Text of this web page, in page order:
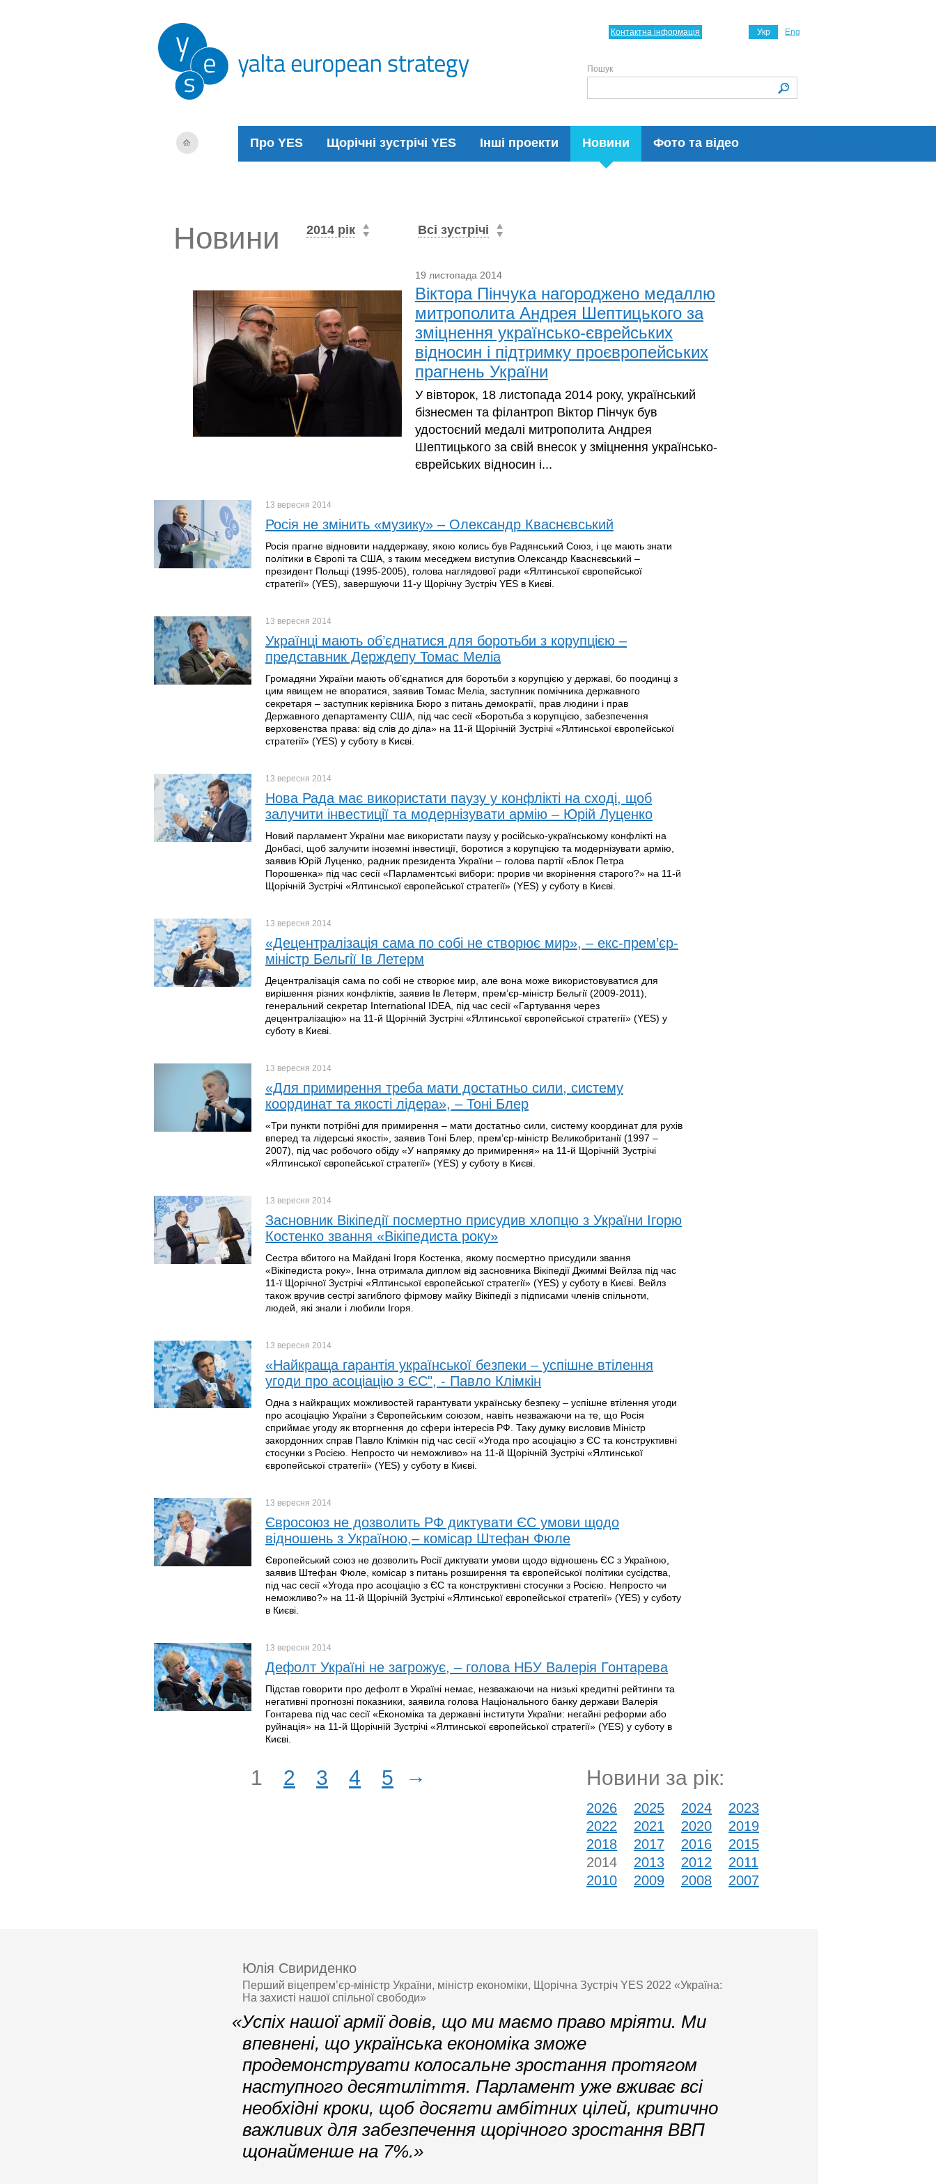
Про YES Щорічні зустрічі YES Інші проекти Новини Фото та відео
Укр Eng
Контактна інформація
Пошук
Новини 2014 рік Всі зустрічі
19 листопада 2014
Віктора Пінчука нагороджено медаллю
митрополита Андрея Шептицького за
зміцнення українсько-єврейських
відносин і підтримку проєвропейських
прагнень України
У вівторок, 18 листопада 2014 року, український
бізнесмен та філантроп Віктор Пінчук був
удостоєний медалі митрополита Андрея
Шептицького за свій внесок у зміцнення українсько-
єврейських відносин і...
13 вересня 2014
Росія не змінить «музику» – Олександр Кваснєвський
Росія прагне відновити наддержаву, якою колись був Радянський Союз, і це мають знати
політики в Європі та США, з таким меседжем виступив Олександр Кваснєвський –
президент Польщі (1995-2005), голова наглядової ради «Ялтинської європейської
стратегії» (YES), завершуючи 11-у Щорічну Зустріч YES в Києві.
13 вересня 2014
Українці мають об’єднатися для боротьби з корупцією –
представник Держдепу Томас Меліа
Громадяни України мають об’єднатися для боротьби з корупцією у державі, бо поодинці з
цим явищем не впоратися, заявив Томас Меліа, заступник помічника державного
секретаря – заступник керівника Бюро з питань демократії, прав людини і прав
Державного департаменту США, під час сесії «Боротьба з корупцією, забезпечення
верховенства права: від слів до діла» на 11-й Щорічній Зустрічі «Ялтинської європейської
стратегії» (YES) у суботу в Києві.
13 вересня 2014
Нова Рада має використати паузу у конфлікті на сході, щоб
залучити інвестиції та модернізувати армію – Юрій Луценко
Новий парламент України має використати паузу у російсько-українському конфлікті на
Донбасі, щоб залучити іноземні інвестиції, боротися з корупцією та модернізувати армію,
заявив Юрій Луценко, радник президента України – голова партії «Блок Петра
Порошенка» під час сесії «Парламентські вибори: прорив чи вкорінення старого?» на 11-й
Щорічній Зустрічі «Ялтинської європейської стратегії» (YES) у суботу в Києві.
13 вересня 2014
«Децентралізація сама по собі не створює мир», – екс-прем’єр-
міністр Бельгії Ів Летерм
Децентралізація сама по собі не створює мир, але вона може використовуватися для
вирішення різних конфліктів, заявив Ів Летерм, прем’єр-міністр Бельгії (2009-2011),
генеральний секретар International IDEA, під час сесії «Гартування через
децентралізацію» на 11-й Щорічній Зустрічі «Ялтинської європейської стратегії» (YES) у
суботу в Києві.
13 вересня 2014
«Для примирення треба мати достатньо сили, систему
координат та якості лідера», – Тоні Блер
«Три пункти потрібні для примирення – мати достатньо сили, систему координат для рухів
вперед та лідерські якості», заявив Тоні Блер, прем’єр-міністр Великобританії (1997 –
2007), під час робочого обіду «У напрямку до примирення» на 11-й Щорічній Зустрічі
«Ялтинської європейської стратегії» (YES) у суботу в Києві.
13 вересня 2014
Засновник Вікіпедії посмертно присудив хлопцю з України Ігорю
Костенко звання «Вікіпедиста року»
Сестра вбитого на Майдані Ігоря Костенка, якому посмертно присудили звання
«Вікіпедиста року», Інна отримала диплом від засновника Вікіпедії Джиммі Вейлза під час
11-ї Щорічної Зустрічі «Ялтинської європейської стратегії» (YES) у суботу в Києві. Вейлз
також вручив сестрі загиблого фірмову майку Вікіпедії з підписами членів спільноти,
людей, які знали і любили Ігоря.
13 вересня 2014
«Найкраща гарантія української безпеки – успішне втілення
угоди про асоціацію з ЄС", - Павло Клімкін
Одна з найкращих можливостей гарантувати українську безпеку – успішне втілення угоди
про асоціацію України з Європейським союзом, навіть незважаючи на те, що Росія
сприймає угоду як вторгнення до сфери інтересів РФ. Таку думку висловив Міністр
закордонних справ Павло Клімкін під час сесії «Угода про асоціацію з ЄС та конструктивні
стосунки з Росією. Непросто чи неможливо» на 11-й Щорічній Зустрічі «Ялтинської
європейської стратегії» (YES) у суботу в Києві.
13 вересня 2014
Євросоюз не дозволить РФ диктувати ЄС умови щодо
відношень з Україною,– комісар Штефан Фюле
Європейський союз не дозволить Росії диктувати умови щодо відношень ЄС з Україною,
заявив Штефан Фюле, комісар з питань розширення та європейської політики сусідства,
під час сесії «Угода про асоціацію з ЄС та конструктивні стосунки з Росією. Непросто чи
неможливо?» на 11-й Щорічній Зустрічі «Ялтинської європейської стратегії» (YES) у суботу
в Києві.
13 вересня 2014
Дефолт Україні не загрожує, – голова НБУ Валерія Гонтарева
Підстав говорити про дефолт в Україні немає, незважаючи на низькі кредитні рейтинги та
негативні прогнозні показники, заявила голова Національного банку держави Валерія
Гонтарева під час сесії «Економіка та державні інститути України: негайні реформи або
руйнація» на 11-й Щорічній Зустрічі «Ялтинської європейської стратегії» (YES) у суботу в
Києві.
1 2 3 4 5 → Новини за рік:
2026 2025 2024
2023
2022
2021 2020
2019
2018
2017 2016
2015
2014
2013 2012
2011
2010
2009 2008 2007
Юлія Свириденко
Перший віцепрем’єр-міністр України, міністр економіки, Щорічна Зустріч YES 2022 «Україна:
На захисті нашої спільної свободи»
«Успіх нашої армії довів, що ми маємо право мріяти. Ми
впевнені, що українська економіка зможе
продемонструвати колосальне зростання протягом
наступного десятиліття. Парламент уже вживає всі
необхідні кроки, щоб досягти амбітних цілей, критично
важливих для забезпечення щорічного зростання ВВП
щонайменше на 7%.»